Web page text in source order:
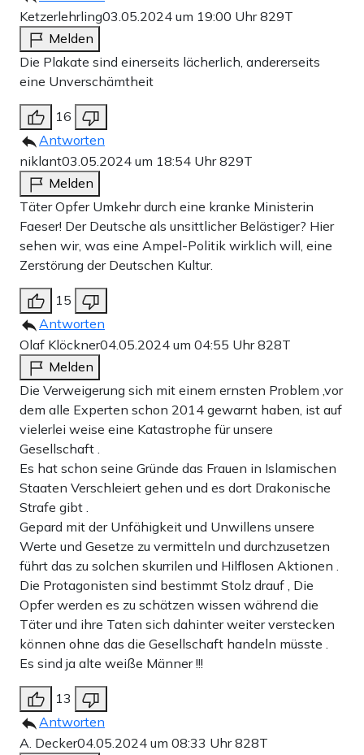
Ketzerlehrling03.05.2024 um 19:00 Uhr829T
Melden
Die Plakate sind einerseits lächerlich, andererseits
eine Unverschämtheit
16
Antworten
niklant03.05.2024 um 18:54 Uhr829T
Melden
Täter Opfer Umkehr durch eine kranke Ministerin
Faeser! Der Deutsche als unsittlicher Belästiger? Hier
sehen wir, was eine Ampel-Politik wirklich will, eine
Zerstörung der Deutschen Kultur.
15
Antworten
Olaf Klöckner04.05.2024 um 04:55 Uhr828T
Melden
Die Verweigerung sich mit einem ernsten Problem ,vor
dem alle Experten schon 2014 gewarnt haben, ist auf
vielerlei weise eine Katastrophe für unsere
Gesellschaft .
Es hat schon seine Gründe das Frauen in Islamischen
Staaten Verschleiert gehen und es dort Drakonische
Strafe gibt .
Gepard mit der Unfähigkeit und Unwillens unsere
Werte und Gesetze zu vermitteln und durchzusetzen
führt das zu solchen skurrilen und Hilflosen Aktionen .
Die Protagonisten sind bestimmt Stolz drauf , Die
Opfer werden es zu schätzen wissen während die
Täter und ihre Taten sich dahinter weiter verstecken
können ohne das die Gesellschaft handeln müsste .
Es sind ja alte weiße Männer !!!
13
Antworten
A. Decker04.05.2024 um 08:33 Uhr828T